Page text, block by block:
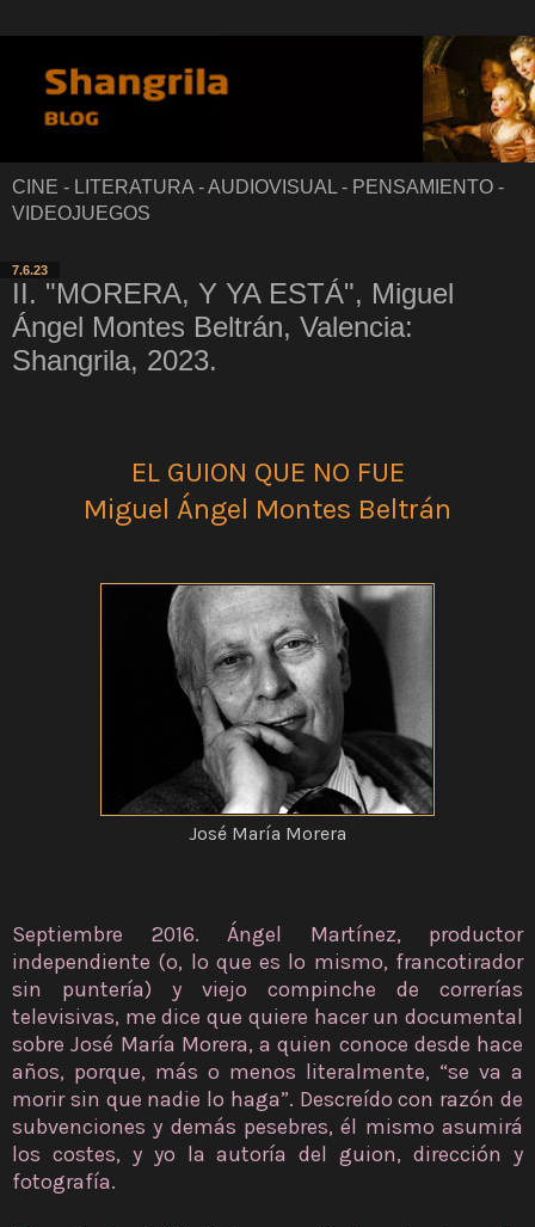
CINE - LITERATURA - AUDIOVISUAL - PENSAMIENTO -
VIDEOJUEGOS
7.6.23
II. "MORERA, Y YA ESTÁ", Miguel
Ángel Montes Beltrán, Valencia:
Shangrila, 2023.
EL GUION QUE NO FUE
Miguel Ángel Montes Beltrán
José María Morera
Septiembre 2016. Ángel Martínez, productor
independiente (o, lo que es lo mismo, francotirador
sin puntería) y viejo compinche de correrías
televisivas, me dice que quiere hacer un documental
sobre José María Morera, a quien conoce desde hace
años, porque, más o menos literalmente, “se va a
morir sin que nadie lo haga”. Descreído con razón de
subvenciones y demás pesebres, él mismo asumirá
los costes, y yo la autoría del guion, dirección y
fotografía.